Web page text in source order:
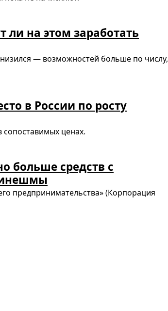
ли на этом заработать
— возможностей больше по числу,
в России по росту
сопоставимых ценах.
больше средств с
предпринимательства» (Корпорация